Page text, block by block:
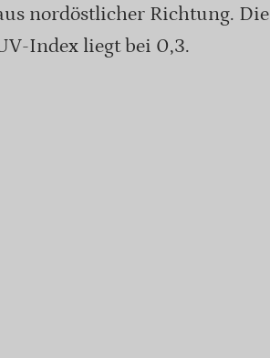
nordöstlicher Richtung. Die
Index liegt bei 0,3.